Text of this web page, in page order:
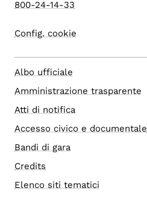
800-24-14-33
Config. cookie
Albo ufficiale
Amministrazione trasparente
Atti di notifica
Accesso civico e documentale
Bandi di gara
Credits
Elenco siti tematici